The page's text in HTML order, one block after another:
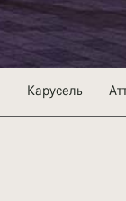
Карусель